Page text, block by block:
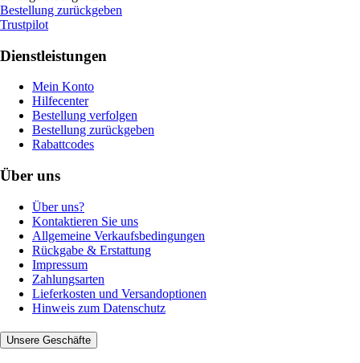
Bestellung zurückgeben
Trustpilot
Dienstleistungen
Mein Konto
Hilfecenter
Bestellung verfolgen
Bestellung zurückgeben
Rabattcodes
Über uns
Über uns?
Kontaktieren Sie uns
Allgemeine Verkaufsbedingungen
Rückgabe & Erstattung
Impressum
Zahlungsarten
Lieferkosten und Versandoptionen
Hinweis zum Datenschutz
Unsere Geschäfte